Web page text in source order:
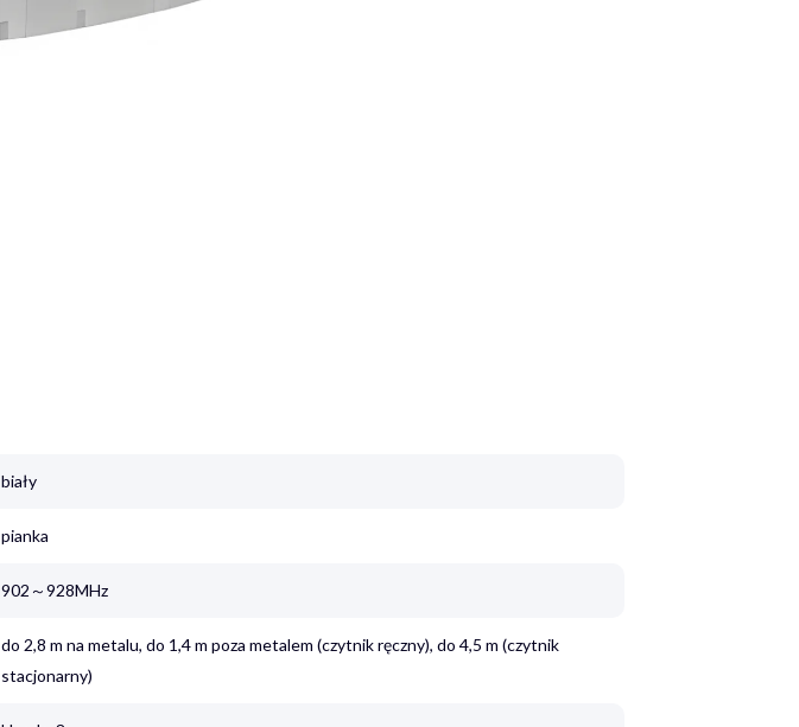
biały
pianka
902～928MHz
do 2,8 m na metalu, do 1,4 m poza metalem (czytnik ręczny), do 4,5 m (czytnik
stacjonarny)